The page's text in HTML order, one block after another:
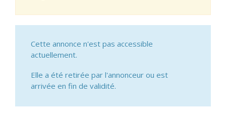
Cette annonce n'est pas accessible
actuellement.
Elle a été retirée par l'annonceur ou est
arrivée en fin de validité.